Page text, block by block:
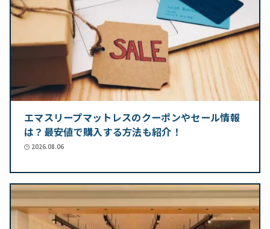
エマスリープマットレスのクーポンやセール情報
は？最安値で購入する方法も紹介！
2026.08.06